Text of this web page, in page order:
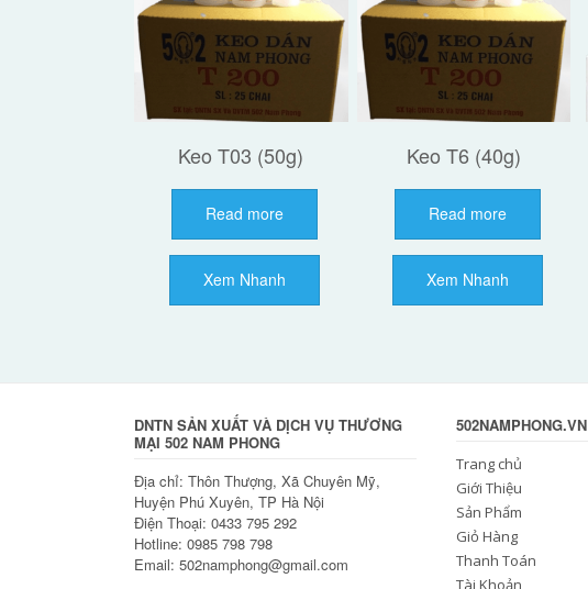
Keo T03 (50g)
Read more
Xem Nhanh
Keo T6 (40g)
Read more
Xem Nhanh
DNTN SẢN XUẤT VÀ DỊCH VỤ THƯƠNG
MẠI 502 NAM PHONG
Địa chỉ: Thôn Thượng, Xã Chuyên Mỹ,
Huyện Phú Xuyên, TP Hà Nội
Điện Thoại: 0433 795 292
Hotline: 0985 798 798
Email: 502namphong@gmail.com
502NAMPHONG.VN
Trang chủ
Giới Thiệu
Sản Phẩm
Giỏ Hàng
Thanh Toán
Tài Khoản